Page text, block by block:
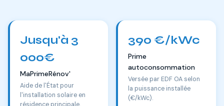
Jusqu'à 3
000€
MaPrimeRénov'
Aide de l'État pour
l'installation solaire en
390 €/kWc
Prime
autoconsommation
Versée par EDF OA selon
la puissance installée
(€/kWc).